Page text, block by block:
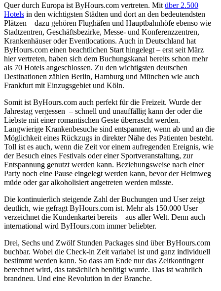
Quer durch Europa ist ByHours.com vertreten. Mit über 2.500
Hotels in den wichtigsten Städten und dort an den bedeutendsten
Plätzen – dazu gehören Flughäfen und Hauptbahnhöfe ebenso wie
Stadtzentren, Geschäftsbezirke, Messe- und Konferenzzentren,
Krankenhäuser oder Eventlocations. Auch in Deutschland hat
ByHours.com einen beachtlichen Start hingelegt – erst seit März
hier vertreten, haben sich dem Buchungskanal bereits schon mehr
als 70 Hotels angeschlossen. Zu den wichtigsten deutschen
Destinationen zählen Berlin, Hamburg und München wie auch
Frankfurt mit Einzugsgebiet und Köln.
Somit ist ByHours.com auch perfekt für die Freizeit. Wurde der
Jahrestag vergessen – schnell und unauffällig kann der oder die
Liebste mit einer romantischen Geste überrascht werden.
Langwierige Krankenbesuche sind entspannter, wenn ab und an die
Möglichkeit eines Rückzugs in direkter Nähe des Patienten besteht.
Toll ist es auch, wenn die Zeit vor einem aufregenden Ereignis, wie
der Besuch eines Festivals oder einer Sportveranstaltung, zur
Entspannung genutzt werden kann. Beziehungsweise nach einer
Party noch eine Pause eingelegt werden kann, bevor der Heimweg
müde oder gar alkoholisiert angetreten werden müsste.
Die kontinuierlich steigende Zahl der Buchungen und User zeigt
deutlich, wie gefragt ByHours.com ist. Mehr als 150.000 User
verzeichnet die Kundenkartei bereits – aus aller Welt. Denn auch
international wird ByHours.com immer beliebter.
Drei, Sechs und Zwölf Stunden Packages sind überByHours.com
buchbar. Wobei die Check-in Zeit variabel ist und ganz individuell
bestimmt werden kann. So dass am Ende nur das Zeitkontingent
berechnet wird, das tatsächlich benötigt wurde. Das ist wahrlich
brandneu. Und eine Revolution in der Branche.